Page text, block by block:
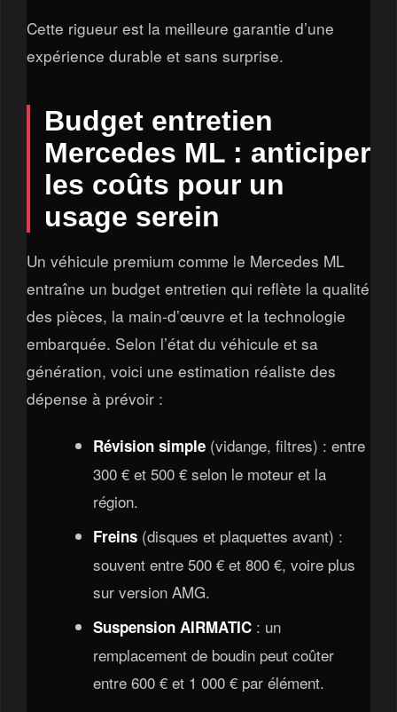
Cette rigueur est la meilleure garantie d’une
expérience durable et sans surprise.
Budget entretien
Mercedes ML : anticiper
les coûts pour un
usage serein
Un véhicule premium comme le Mercedes ML
entraîne un budget entretien qui reflète la qualité
des pièces, la main-d’œuvre et la technologie
embarquée. Selon l’état du véhicule et sa
génération, voici une estimation réaliste des
dépense à prévoir :
Révision simple(vidange, filtres) : entre
300 € et 500 € selon le moteur et la
région.
Freins(disques et plaquettes avant) :
souvent entre 500 € et 800 €, voire plus
sur version AMG.
Suspension AIRMATIC: un
remplacement de boudin peut coûter
entre 600 € et 1 000 € par élément.